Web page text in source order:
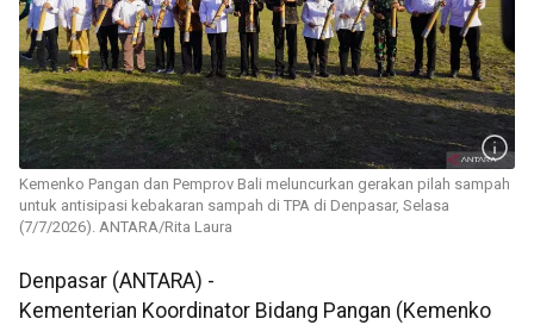
Kemenko Pangan dan Pemprov Bali meluncurkan gerakan pilah sampah
untuk antisipasi kebakaran sampah di TPA di Denpasar, Selasa
(7/7/2026). ANTARA/Rita Laura
Denpasar (ANTARA) -
Kementerian Koordinator Bidang Pangan (Kemenko